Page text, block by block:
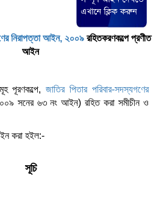
নিরাপত্তা আইন, ২০০৯রহিতকরণকল্পে প্রণীত
আইন
পূরণকল্পে,জাতির পিতার পরিবার-সদস্যগণের
সনের ৬৩ নং আইন) রহিত করা সমীচীন ও
করা হইল:-
সূচি